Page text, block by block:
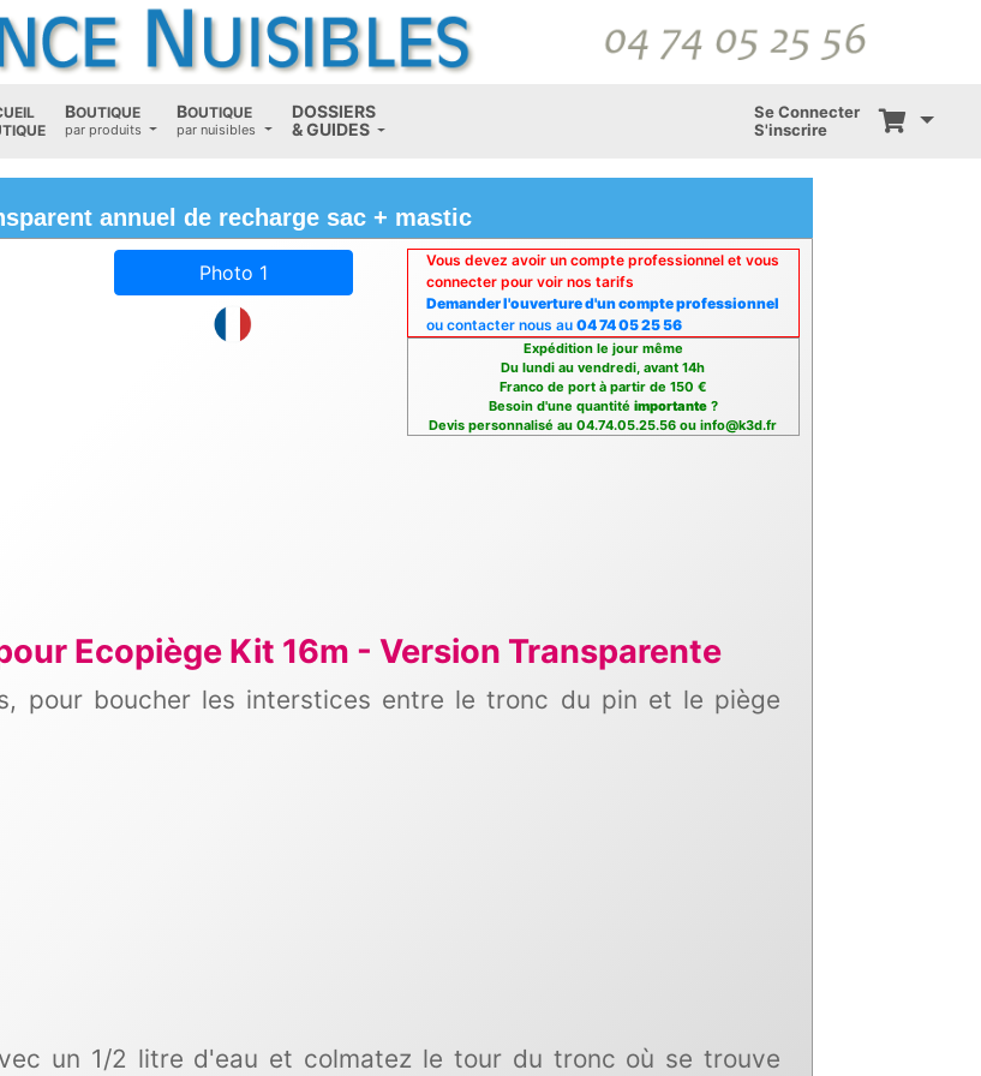
(current)
BOUTIQUE
par produits
BOUTIQUE
par nuisibles
DOSSIERS
&GUIDES
Se Connecter
S'inscrire
annuel de recharge sac + mastic
Photo 1
Vous devez avoir un compte professionnel et vous
connecter pour voir nos tarifs
Demander l'ouverture d'un compte professionnel
ou contacter nous au 04 74 05 25 56
Expédition le jour même
Du lundi au vendredi, avant 14h
Franco de port à partir de 150 €
Besoin d'une quantité importante?
Devis personnalisé au 04.74.05.25.56 ou info@k3d.fr
Ecopiège Kit 16m - Version Transparente
pour boucher les interstices entre le tronc du pin et le piège
un 1/2 litre d'eau et colmatez le tour du tronc où se trouve